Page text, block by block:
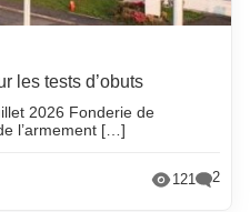
les tests d’obuts
2026 Fonderie de
l’armement […]
121 2